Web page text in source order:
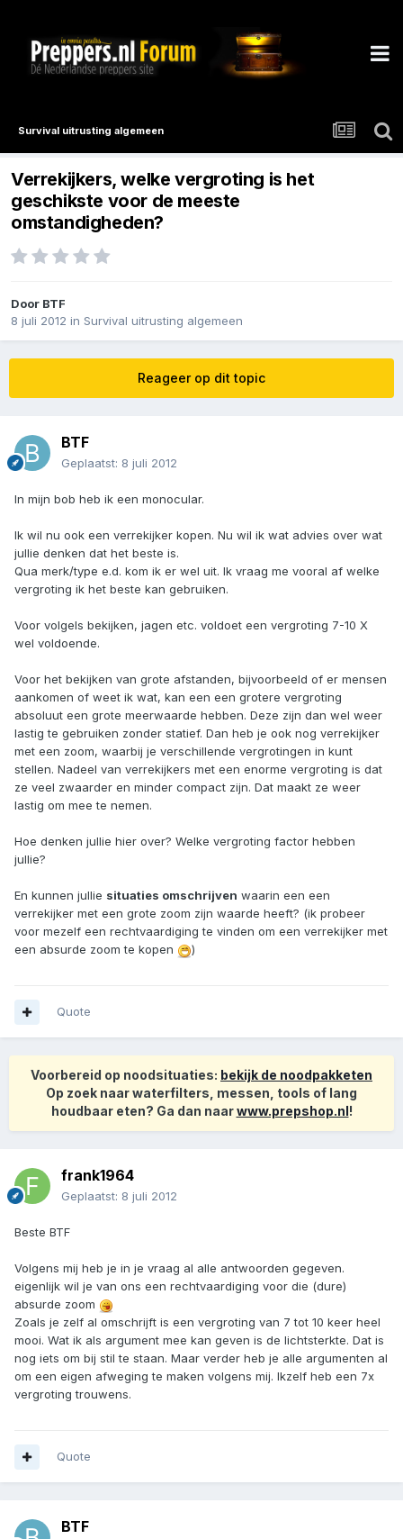
Survival uitrusting algemeen
Verrekijkers, welke vergroting is het
geschikste voor de meeste
omstandigheden?
Door BTF
8 juli 2012 in Survival uitrusting algemeen
Reageer op dit topic
BTF
Geplaatst: 8 juli 2012
In mijn bob heb ik een monocular.
Ik wil nu ook een verrekijker kopen. Nu wil ik wat advies over wat
jullie denken dat het beste is.
Qua merk/type e.d. kom ik er wel uit. Ik vraag me vooral af welke
vergroting ik het beste kan gebruiken.
Voor volgels bekijken, jagen etc. voldoet een vergroting 7-10 X
wel voldoende.
Voor het bekijken van grote afstanden, bijvoorbeeld of er mensen
aankomen of weet ik wat, kan een een grotere vergroting
absoluut een grote meerwaarde hebben. Deze zijn dan wel weer
lastig te gebruiken zonder statief. Dan heb je ook nog verrekijker
met een zoom, waarbij je verschillende vergrotingen in kunt
stellen. Nadeel van verrekijkers met een enorme vergroting is dat
ze veel zwaarder en minder compact zijn. Dat maakt ze weer
lastig om mee te nemen.
Hoe denken jullie hier over? Welke vergroting factor hebben
jullie?
En kunnen jullie situaties omschrijven waarin een een
verrekijker met een grote zoom zijn waarde heeft? (ik probeer
voor mezelf een rechtvaardiging te vinden om een verrekijker met
een absurde zoom te kopen
)
Quote
Voorbereid op noodsituaties: bekijk de noodpakketen
Op zoek naar waterfilters, messen, tools of lang
houdbaar eten? Ga dan naarwww.prepshop.nl!
frank1964
Geplaatst: 8 juli 2012
Beste BTF
Volgens mij heb je in je vraag al alle antwoorden gegeven.
eigenlijk wil je van ons een rechtvaardiging voor die (dure)
absurde zoom
Zoals je zelf al omschrijft is een vergroting van 7 tot 10 keer heel
mooi. Wat ik als argument mee kan geven is de lichtsterkte. Dat is
nog iets om bij stil te staan. Maar verder heb je alle argumenten al
om een eigen afweging te maken volgens mij. Ikzelf heb een 7x
vergroting trouwens.
Quote
BTF